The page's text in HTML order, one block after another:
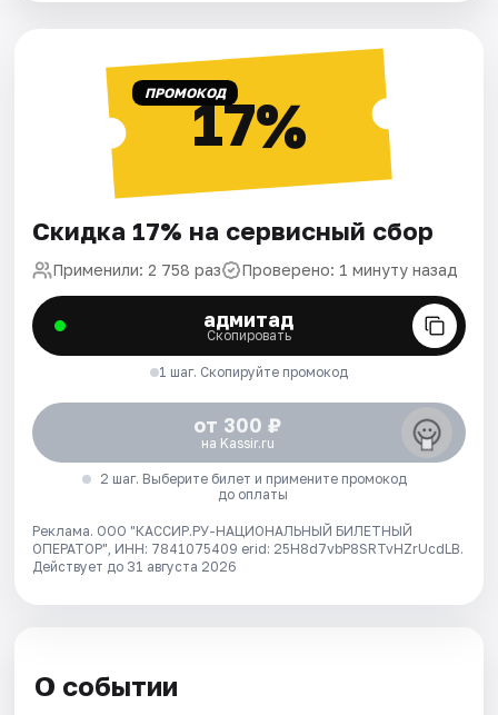
ПРОМОКОД17%
Скидка 17% на сервисный сбор
Применили: 2 758 раз Проверено: 1 минуту назад
адмитад
Скопировать
1 шаг. Скопируйте промокод
от 300 ₽
на Kassir.ru
2 шаг. Выберите билет и примените промокод
до оплаты
Реклама. ООО "КАССИР.РУ-НАЦИОНАЛЬНЫЙ БИЛЕТНЫЙ
ОПЕРАТОР", ИНН: 7841075409 erid: 25H8d7vbP8SRTvHZrUcdLB.
Действует до 31 августа 2026
О событии